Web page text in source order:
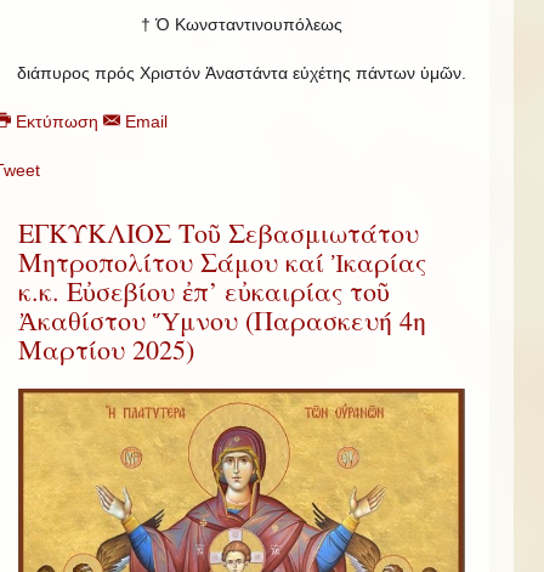
† Ὁ Κωνσταντινουπόλεως
διάπυρος πρός Χριστόν Ἀναστάντα εὐχέτης πάντων ὑμῶν.
Εκτύπωση Email
ΕΓΚΥΚΛΙΟΣ Τοῦ Σεβασμιωτάτου
Μητροπολίτου Σάμου καί Ἰκαρίας
κ.κ. Εὐσεβίου ἐπ’ εὐκαιρίας τοῦ
Ἀκαθίστου Ὕμνου (Παρασκευή 4η
Μαρτίου 2025)